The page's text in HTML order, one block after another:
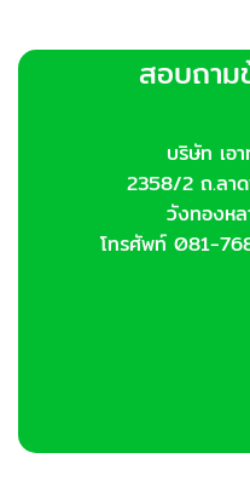
สอบถาม
บริษัท เอ
2358/2 ถ.ลา
วังทองห
โทรศัพท์ 081-